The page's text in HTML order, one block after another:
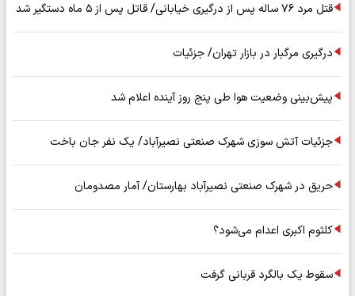
قتل مرد ۷۶ ساله پس از درگیری خیابانی/ قاتل پس از ۵ ماه دستگیر شد
درگیری مرگبار در بازار تهران/ جزئیات
پیش‌بینی وضعیت هوا طی پنج روز آینده اعلام شد
جزئیات آتش سوزی شهرک صنعتی نصیرآباد/ یک نفر جان باخت
حریق در شهرک صنعتی نصیرآباد بهارستان/ آمار مصدومان
کلثوم اکبری اعدام می‌شود؟
سقوط یک بالگرد قربانی گرفت